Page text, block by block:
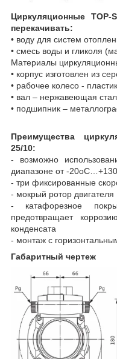
Циркуляционные TOP-
перекачивать:
• воду для систем
• смесь воды и гликоля
Материалы
• корпус изготовлен из
• рабочее колесо - пластик
• вал – нержавеющая
• подшипник –
Преимущества
25/10:
- возможно
диапазоне от -20оС…+130
- три фиксированные
- мокрый ротор двигателя
- катафорезное
предотвращает
конденсата
- монтаж с
Габаритный чертеж